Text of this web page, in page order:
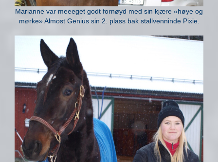
Marianne var meeeget godt fornøyd med sin kjære «høye og
mørke» Almost Genius sin 2. plass bak stallvenninde Pixie.